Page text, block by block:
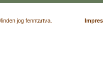
jog fenntartva.